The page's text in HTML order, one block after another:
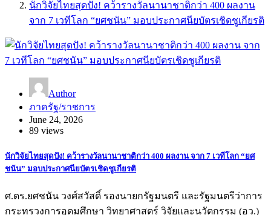
นักวิจัยไทยสุดปัง! คว้ารางวัลนานาชาติกว่า 400 ผลงาน
จาก 7 เวทีโลก “ยศชนัน” มอบประกาศนียบัตรเชิดชูเกียรติ
Author
ภาครัฐ/ราชการ
June 24, 2026
89 views
นักวิจัยไทยสุดปัง! คว้ารางวัลนานาชาติกว่า 400 ผลงาน จาก 7 เวทีโลก “ยศ
ชนัน” มอบประกาศนียบัตรเชิดชูเกียรติ
ศ.ดร.ยศชนัน วงศ์สวัสดิ์ รองนายกรัฐมนตรี และรัฐมนตรีว่าการ
กระทรวงการอุดมศึกษา วิทยาศาสตร์ วิจัยและนวัตกรรม (อว.)